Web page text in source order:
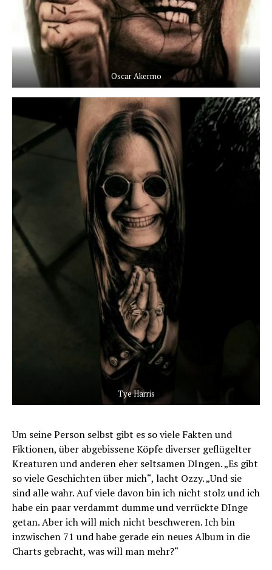
Oscar Akermo
Tye Harris
Um seine Person selbst gibt es so viele Fakten und
Fiktionen, über abgebissene Köpfe diverser geflügelter
Kreaturen und anderen eher seltsamen DIngen. „Es gibt
so viele Geschichten über mich“, lacht Ozzy. „Und sie
sind alle wahr. Auf viele davon bin ich nicht stolz und ich
habe ein paar verdammt dumme und verrückte DInge
getan. Aber ich will mich nicht beschweren. Ich bin
inzwischen 71 und habe gerade ein neues Album in die
Charts gebracht, was will man mehr?“